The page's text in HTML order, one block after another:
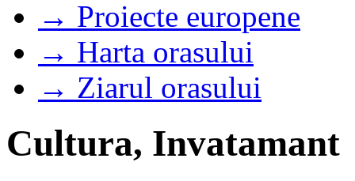
→ Proiecte europene
→ Harta orasului
→ Ziarul orasului
Cultura, Invatamant